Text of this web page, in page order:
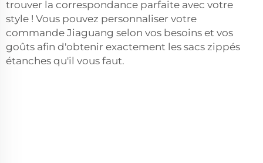
trouver la correspondance parfaite avec votre
style ! Vous pouvez personnaliser votre
commande Jiaguang selon vos besoins et vos
goûts afin d'obtenir exactement les sacs zippés
étanches qu'il vous faut.